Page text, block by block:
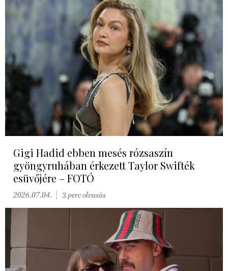
Gigi Hadid ebben mesés rózsaszín
gyöngyruhában érkezett Taylor Swifték
esüvőjére – FOTÓ
2026.07.04. 3 perc olvasás